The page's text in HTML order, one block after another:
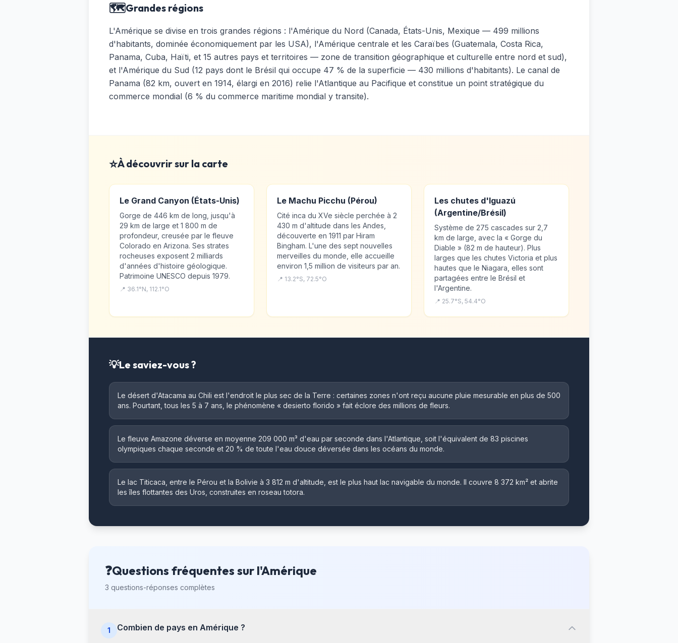
🗺️Grandes régions
L'Amérique se divise en trois grandes régions : l'Amérique du Nord (Canada, États-Unis, Mexique — 499 millions
d'habitants, dominée économiquement par les USA), l'Amérique centrale et les Caraïbes (Guatemala, Costa Rica,
Panama, Cuba, Haïti, et 15 autres pays et territoires — zone de transition géographique et culturelle entre nord et sud),
et l'Amérique du Sud (12 pays dont le Brésil qui occupe 47 % de la superficie — 430 millions d'habitants). Le canal de
Panama (82 km, ouvert en 1914, élargi en 2016) relie l'Atlantique au Pacifique et constitue un point stratégique du
commerce mondial (6 % du commerce maritime mondial y transite).
⭐À découvrir sur la carte
Le Grand Canyon (États-Unis)
Gorge de 446 km de long, jusqu'à
29 km de large et 1 800 m de
profondeur, creusée par le fleuve
Colorado en Arizona. Ses strates
rocheuses exposent 2 milliards
d'années d'histoire géologique.
Patrimoine UNESCO depuis 1979.
📍 36.1°N, 112.1°O
Le Machu Picchu (Pérou)
Cité inca du XVe siècle perchée à 2
430 m d'altitude dans les Andes,
découverte en 1911 par Hiram
Bingham. L'une des sept nouvelles
merveilles du monde, elle accueille
environ 1,5 million de visiteurs par an.
📍 13.2°S, 72.5°O
Les chutes d'Iguazú
(Argentine/Brésil)
Système de 275 cascades sur 2,7
km de large, avec la « Gorge du
Diable » (82 m de hauteur). Plus
larges que les chutes Victoria et plus
hautes que le Niagara, elles sont
partagées entre le Brésil et
l'Argentine.
📍 25.7°S, 54.4°O
💡Le saviez-vous ?
Le désert d'Atacama au Chili est l'endroit le plus sec de la Terre : certaines zones n'ont reçu aucune pluie mesurable en plus de 500
ans. Pourtant, tous les 5 à 7 ans, le phénomène « desierto florido » fait éclore des millions de fleurs.
Le fleuve Amazone déverse en moyenne 209 000 m³ d'eau par seconde dans l'Atlantique, soit l'équivalent de 83 piscines
olympiques chaque seconde et 20 % de toute l'eau douce déversée dans les océans du monde.
Le lac Titicaca, entre le Pérou et la Bolivie à 3 812 m d'altitude, est le plus haut lac navigable du monde. Il couvre 8 372 km² et abrite
les îles flottantes des Uros, construites en roseau totora.
❓Questions fréquentes sur l'Amérique
3 questions-réponses complètes
1 Combien de pays en Amérique ?